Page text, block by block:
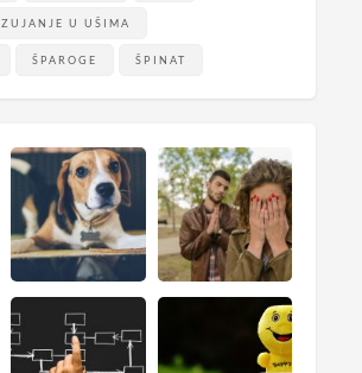
ZUJANJE U UŠIMA
ŠPAROGE ŠPINAT